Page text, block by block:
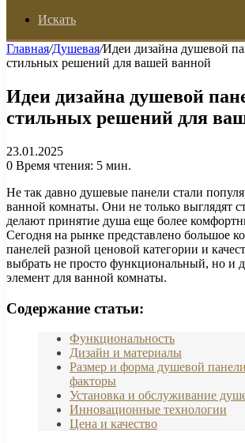
Искать
Главная/Душевая/Идеи дизайна душевой
стильных решений для вашей ванной
Идеи дизайна душевой
стильных решений для
23.01.2025
0 Время чтения: 5 мин.
Не так давно душевые панели стали
ванной комнаты. Они не только выглядят
делают принятие душа еще более
Сегодня на рынке представлено большое
панелей разной ценовой категории и
выбрать не просто функциональный, но и
элемент для ванной комнаты.
Содержание статьи:
Функциональность
Дизайн и материалы
Размер и форма душевой
факторы
Установка и обслуживание
Инновационные технологии
Цена и качество